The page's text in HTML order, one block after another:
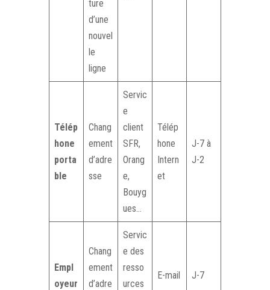
ture
d’une
nouvel
le
ligne
Télép
hone
porta
ble
Chang
ement
d’adre
sse
Servic
e
client
SFR,
Orang
e,
Bouyg
ues…
Télép
hone
Intern
et
J-7 à
J-2
Empl
oyeur
Chang
ement
d’adre
Servic
e des
resso
urces
E-mail J-7